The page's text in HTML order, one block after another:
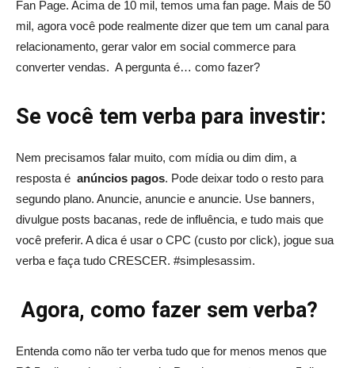
Fan Page. Acima de 10 mil, temos uma fan page. Mais de 50
mil, agora você pode realmente dizer que tem um canal para
relacionamento, gerar valor em social commerce para
converter vendas. A pergunta é… como fazer?
Se você tem verba para investir:
Nem precisamos falar muito, com mídia ou dim dim, a
resposta é anúncios pagos. Pode deixar todo o resto para
segundo plano. Anuncie, anuncie e anuncie. Use banners,
divulgue posts bacanas, rede de influência, e tudo mais que
você preferir. A dica é usar o CPC (custo por click), jogue sua
verba e faça tudo CRESCER. #simplesassim.
Agora, como fazer sem verba?
Entenda como não ter verba tudo que for menos menos que